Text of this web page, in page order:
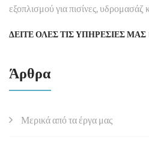
εξοπλισμού για πισίνες, υδρομασάζ
ΔΕΙΤΕ ΟΛΕΣ ΤΙΣ ΥΠΗΡΕΣΙΕΣ ΜΑΣ
Άρθρα
Μερικά από τα έργα μας